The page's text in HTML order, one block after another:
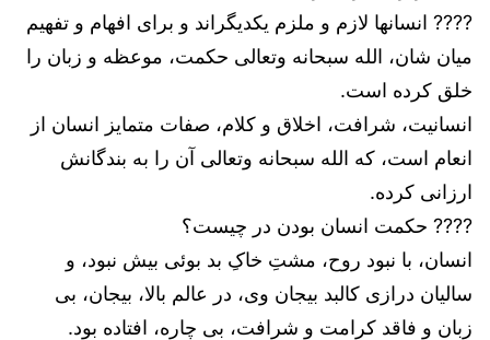
???? انسانها لازم و ملزم یکدیگراند و برای افهام و تفهیم
میان شان، الله سبحانه وتعالی حکمت، موعظه و زبان را
خلق کرده است.
انسانیت، شرافت، اخلاق و کلام، صفات متمایز انسان از
انعام است، که الله سبحانه وتعالی آن را به بندگانش
ارزانی کرده.
???? حکمت انسان بودن در چیست؟
انسان، با نبود روح، مشتِ خاکِ بد بوئی بیش نبود، و
سالیان درازی کالبد بیجان وی، در عالم بالا، بیجان، بی
زبان و فاقد کرامت و شرافت، بی چاره، افتاده بود.